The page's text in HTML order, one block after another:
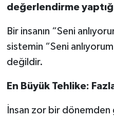
değerlendirme
Bir insanın “Seni
sistemin “Seni
değildir.
En Büyük Tehlike:
İnsan zor bir